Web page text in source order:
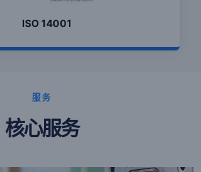
ISO 14001
服务
核心服务